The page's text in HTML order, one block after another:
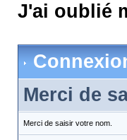
J'ai oublié
Merci de
Merci de saisir votre nom.